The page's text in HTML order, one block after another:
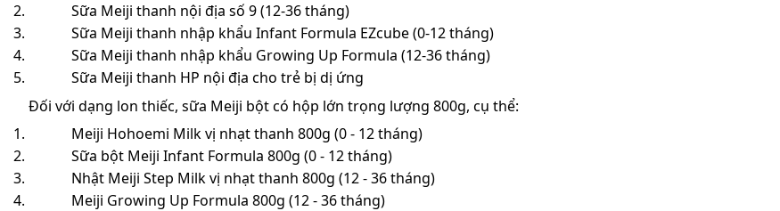
Sữa Meiji thanh nội địa số 9 (12-36 tháng)
Sữa Meiji thanh nhập khẩu Infant Formula EZcube (0-12 tháng)
Sữa Meiji thanh nhập khẩu Growing Up Formula (12-36 tháng)
Sữa Meiji thanh HP nội địa cho trẻ bị dị ứng
Đối với dạng lon thiếc, sữa Meiji bột có hộp lớn trọng lượng 800g, cụ thể:
Meiji Hohoemi Milk vị nhạt thanh 800g (0 - 12 tháng)
Sữa bột Meiji Infant Formula 800g (0 - 12 tháng)
Nhật Meiji Step Milk vị nhạt thanh 800g (12 - 36 tháng)
Meiji Growing Up Formula 800g (12 - 36 tháng)